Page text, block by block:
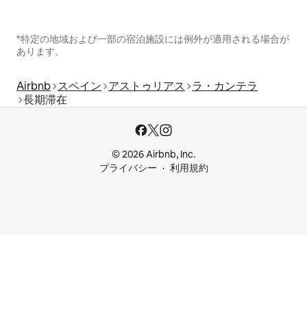
*特定の地域および一部の宿泊施設には例外が適用される場合が
あります。
Airbnb スペイン アストゥリアス
ラ・カンテラ
長期滞在
© 2026 Airbnb, Inc.
プライバシー
利用規約